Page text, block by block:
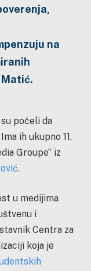
na
Matić.
počeli da
ih ukupno 11,
Groupe” iz
u medijima
i
Centra za
koja je